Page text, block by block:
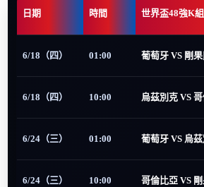
日期 時間 世界盃48強K組
6/18（四） 01:00 葡萄牙 VS 剛
6/18（四） 10:00 烏茲別克 VS
6/24（三） 01:00 葡萄牙 VS 烏
6/24（三） 10:00 哥倫比亞 VS